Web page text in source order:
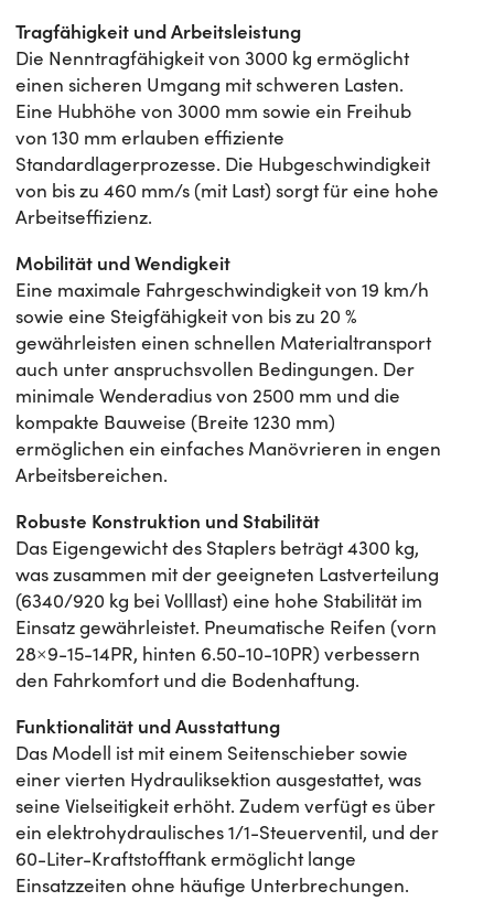
Tragfähigkeit und Arbeitsleistung
Die Nenntragfähigkeit von 3000 kg ermöglicht
einen sicheren Umgang mit schweren Lasten.
Eine Hubhöhe von 3000 mm sowie ein Freihub
von 130 mm erlauben effiziente
Standardlagerprozesse. Die Hubgeschwindigkeit
von bis zu 460 mm/s (mit Last) sorgt für eine hohe
Arbeitseffizienz.
Mobilität und Wendigkeit
Eine maximale Fahrgeschwindigkeit von 19 km/h
sowie eine Steigfähigkeit von bis zu 20 %
gewährleisten einen schnellen Materialtransport
auch unter anspruchsvollen Bedingungen. Der
minimale Wenderadius von 2500 mm und die
kompakte Bauweise (Breite 1230 mm)
ermöglichen ein einfaches Manövrieren in engen
Arbeitsbereichen.
Robuste Konstruktion und Stabilität
Das Eigengewicht des Staplers beträgt 4300 kg,
was zusammen mit der geeigneten Lastverteilung
(6340/920 kg bei Volllast) eine hohe Stabilität im
Einsatz gewährleistet. Pneumatische Reifen (vorn
28×9-15-14PR, hinten 6.50-10-10PR) verbessern
den Fahrkomfort und die Bodenhaftung.
Funktionalität und Ausstattung
Das Modell ist mit einem Seitenschieber sowie
einer vierten Hydrauliksektion ausgestattet, was
seine Vielseitigkeit erhöht. Zudem verfügt es über
ein elektrohydraulisches 1/1-Steuerventil, und der
60-Liter-Kraftstofftank ermöglicht lange
Einsatzzeiten ohne häufige Unterbrechungen.